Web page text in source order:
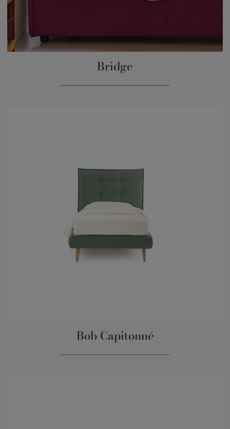
Bridge
Bob Capitonné